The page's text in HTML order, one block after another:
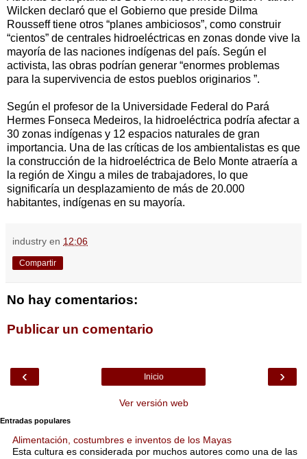
Wilcken declaró que el Gobierno que preside Dilma
Rousseff tiene otros “planes ambiciosos”, como construir
“cientos” de centrales hidroeléctricas en zonas donde vive la
mayoría de las naciones indígenas del país. Según el
activista, las obras podrían generar “enormes problemas
para la supervivencia de estos pueblos originarios ”.
Según el profesor de la Universidade Federal do Pará
Hermes Fonseca Medeiros, la hidroeléctrica podría afectar a
30 zonas indígenas y 12 espacios naturales de gran
importancia. Una de las críticas de los ambientalistas es que
la construcción de la hidroeléctrica de Belo Monte atraería a
la región de Xingu a miles de trabajadores, lo que
significaría un desplazamiento de más de 20.000
habitantes, indígenas en su mayoría.
industry en 12:06
Compartir
No hay comentarios:
Publicar un comentario
‹ ›
Inicio
Ver versión web
Entradas populares
Alimentación, costumbres e inventos de los Mayas
Esta cultura es considerada por muchos autores como una de las